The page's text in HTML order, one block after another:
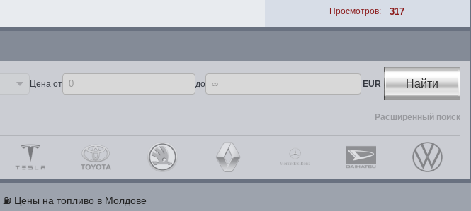
Просмотров: 317
Цена от до EUR Найти
Расширенный поиск
⛽ Цены на топливо в Молдове